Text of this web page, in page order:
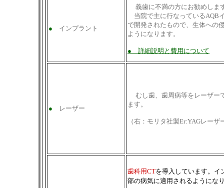
● インプラント
義歯に不満の方にお勧めしま
当院で主に行なっているAQB
で開発されたもので、生体への
ようになります。
● 詳細説明と費用について
● レーザー
むし歯、歯周病等をレーザー
ます。
（右：モリタ社製Er:YAGレーザ
歯科用CTを導入しています。イ
部の病気に適用されるようにな